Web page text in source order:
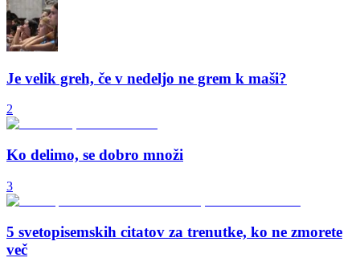
Je velik greh, če v nedeljo ne grem k maši?
2
Ko delimo, se dobro množi
3
5 svetopisemskih citatov za trenutke, ko ne zmorete
več